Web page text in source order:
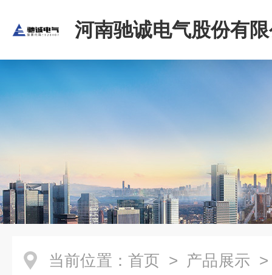
河南驰诚电气股份有
当前位置： 首页 > 产品展示